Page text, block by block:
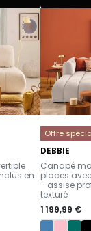
en
Offre
DEBBIE
-
Canapé
places
- assise
texturé
1 199,99 €